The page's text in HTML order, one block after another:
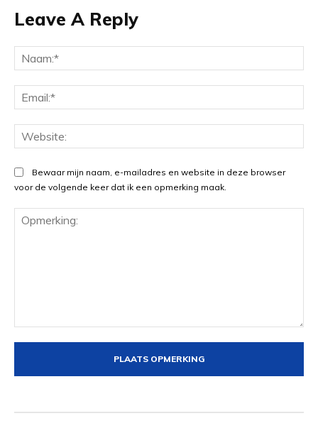
Leave A Reply
Bewaar mijn naam, e-mailadres en website in deze browser
voor de volgende keer dat ik een opmerking maak.